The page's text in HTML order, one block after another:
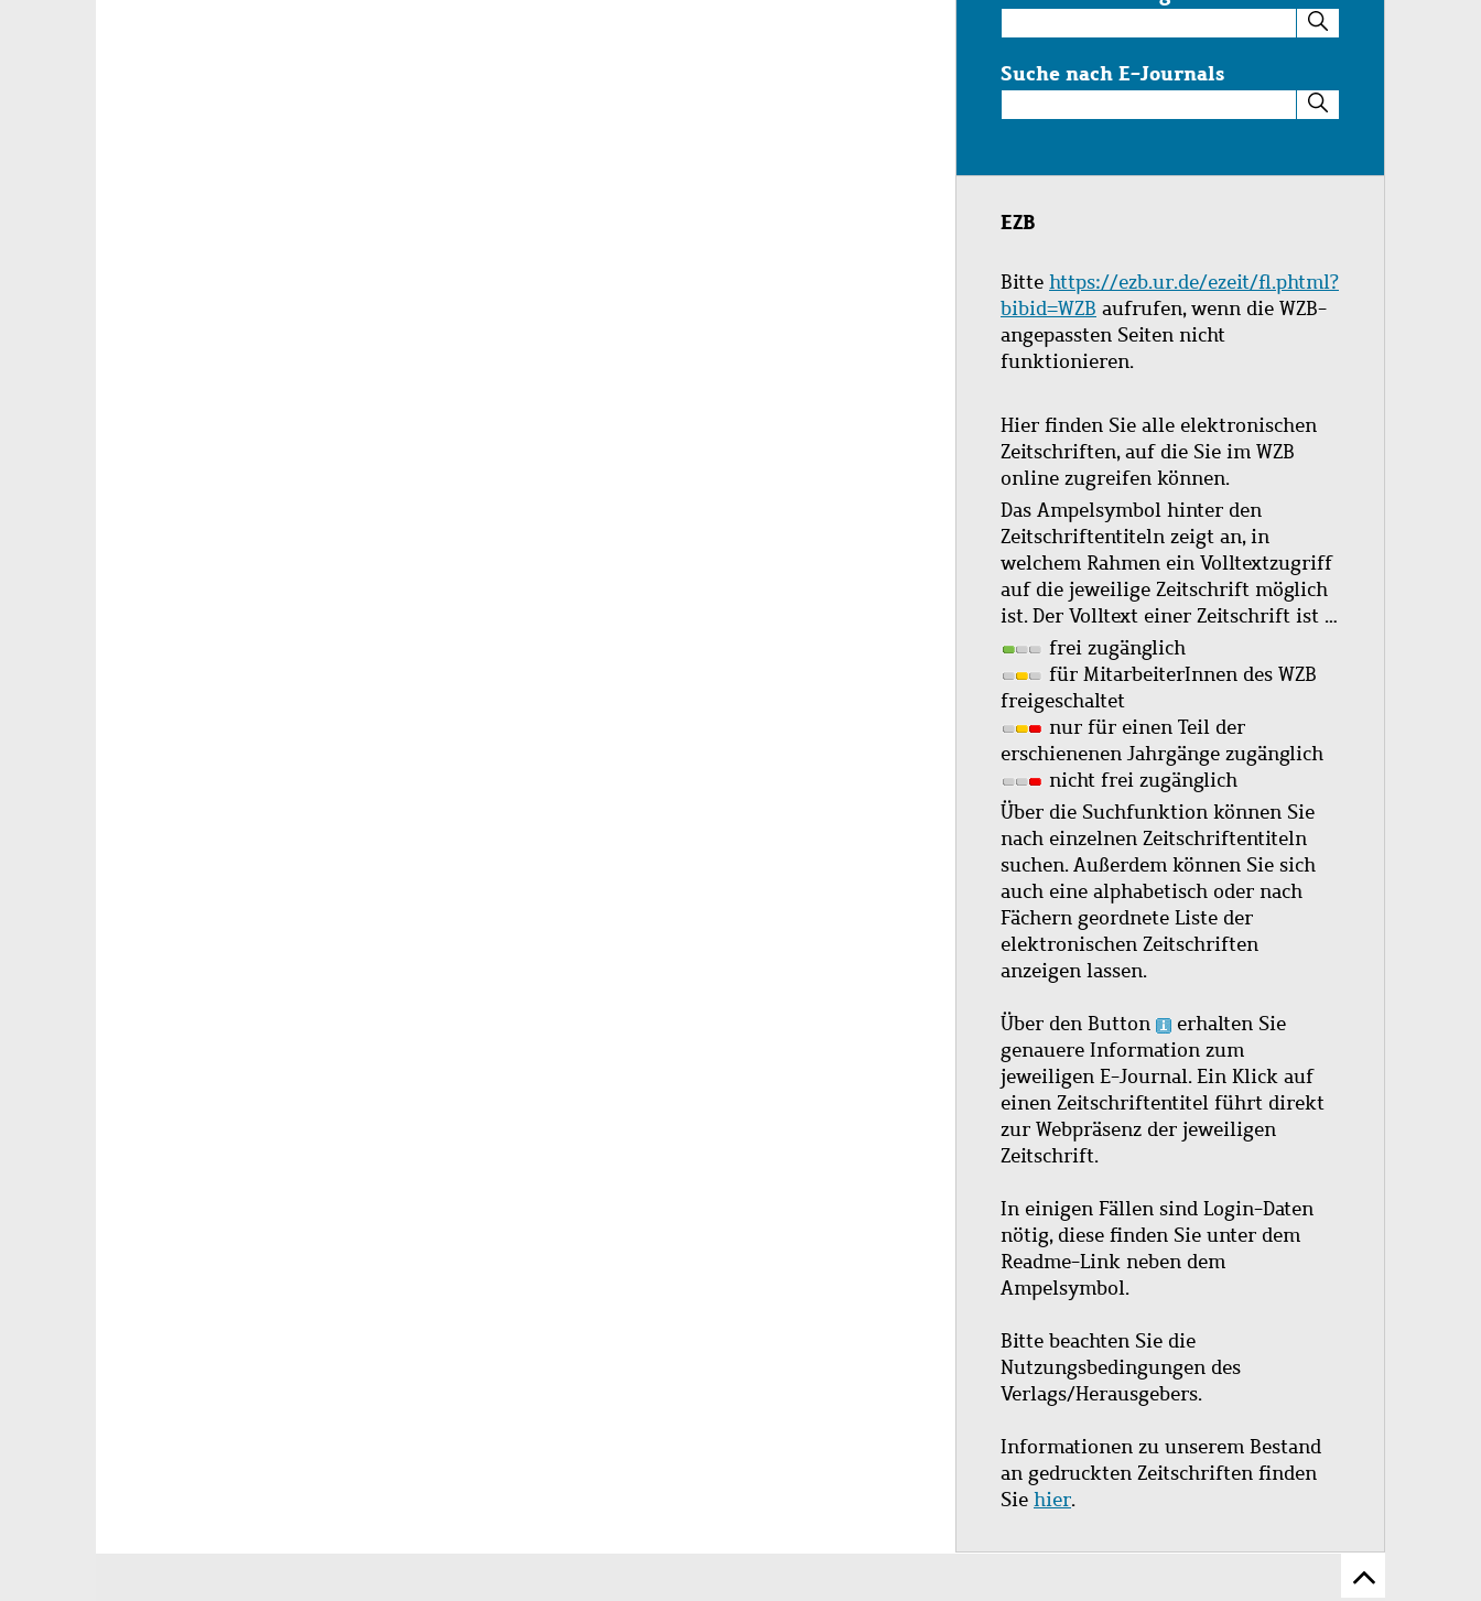
im
Katalog
Suche nach E-Journals
nach
Journals
EZB
Bitte https://ezb.ur.de/ezeit/fl.phtml?
bibid=WZB aufrufen, wenn die WZB-
angepassten Seiten nicht
funktionieren.
Hier finden Sie alle elektronischen
Zeitschriften, auf die Sie im WZB
online zugreifen können.
Das Ampelsymbol hinter den
Zeitschriftentiteln zeigt an, in
welchem Rahmen ein Volltextzugriff
auf die jeweilige Zeitschrift möglich
ist. Der Volltext einer Zeitschrift ist …
frei zugänglich
für MitarbeiterInnen des WZB
freigeschaltet
nur für einen Teil der
erschienenen Jahrgänge zugänglich
nicht frei zugänglich
Über die Suchfunktion können Sie
nach einzelnen Zeitschriftentiteln
suchen. Außerdem können Sie sich
auch eine alphabetisch oder nach
Fächern geordnete Liste der
elektronischen Zeitschriften
anzeigen lassen.
Über den Button
erhalten Sie
genauere Information zum
jeweiligen E-Journal. Ein Klick auf
einen Zeitschriftentitel führt direkt
zur Webpräsenz der jeweiligen
Zeitschrift.
In einigen Fällen sind Login-Daten
nötig, diese finden Sie unter dem
Readme-Link neben dem
Ampelsymbol.
Bitte beachten Sie die
Nutzungsbedingungen des
Verlags/Herausgebers.
Informationen zu unserem Bestand
an gedruckten Zeitschriften finden
Sie hier.
Zum